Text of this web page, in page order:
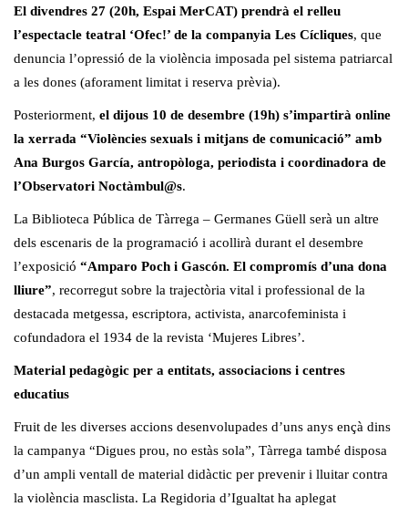
El divendres 27 (20h, Espai MerCAT) prendrà el relleu
l’espectacle teatral ‘Ofec!’ de la companyia Les Cícliques, que
denuncia l’opressió de la violència imposada pel sistema patriarcal
a les dones (aforament limitat i reserva prèvia).
Posteriorment, el dijous 10 de desembre (19h) s’impartirà online
la xerrada “Violències sexuals i mitjans de comunicació” amb
Ana Burgos García, antropòloga, periodista i coordinadora de
l’Observatori Noctàmbul@s.
La Biblioteca Pública de Tàrrega – Germanes Güell serà un altre
dels escenaris de la programació i acollirà durant el desembre
l’exposició “Amparo Poch i Gascón. El compromís d’una dona
lliure”, recorregut sobre la trajectòria vital i professional de la
destacada metgessa, escriptora, activista, anarcofeminista i
cofundadora el 1934 de la revista ‘Mujeres Libres’.
Material pedagògic per a entitats, associacions i centres
educatius
Fruit de les diverses accions desenvolupades d’uns anys ençà dins
la campanya “Digues prou, no estàs sola”, Tàrrega també disposa
d’un ampli ventall de material didàctic per prevenir i lluitar contra
la violència masclista. La Regidoria d’Igualtat ha aplegat